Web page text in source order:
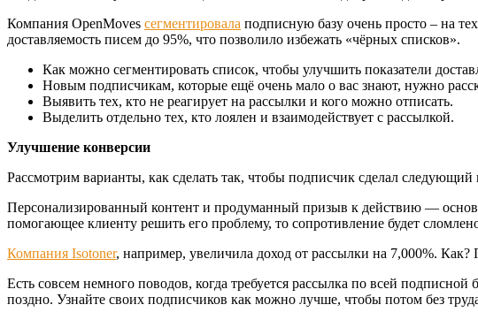
Компания OpenMoves сегментировала подписную базу очень просто – на
доставляемость писем до 95%, что позволило избежать «чёрных списков».
Как можно сегментировать список, чтобы улучшить показатели
Новым подписчикам, которые ещё очень мало о вас знают, нужно
Выявить тех, кто не реагирует на рассылки и кого можно отписать.
Выделить отдельно тех, кто лоялен и взаимодействует с рассылкой.
Улучшение конверсии
Рассмотрим варианты, как сделать так, чтобы подписчик сделал
Персонализированный контент и продуманный призыв к действию —
помогающее клиенту решить его проблему, то сопротивление будет
Компания Isotoner, например, увеличила доход от рассылки на 7,000%.
Есть совсем немного поводов, когда требуется рассылка по всей
поздно. Узнайте своих подписчиков как можно лучше, чтобы потом без